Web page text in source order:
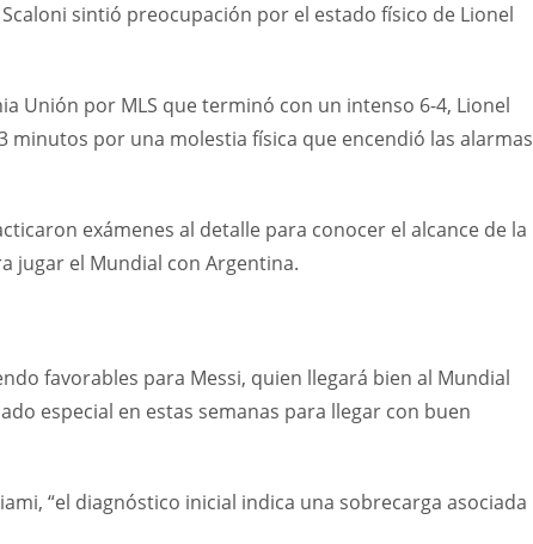
sintió preocupación por el estado físico de Lionel
Unión por MLS que terminó con un intenso 6-4, Lionel
por una molestia física que encendió las alarmas
exámenes al detalle para conocer el alcance de la
jugar el Mundial con Argentina.
favorables para Messi, quien llegará bien al Mundial
especial en estas semanas para llegar con buen
“el diagnóstico inicial indica una sobrecarga asociada